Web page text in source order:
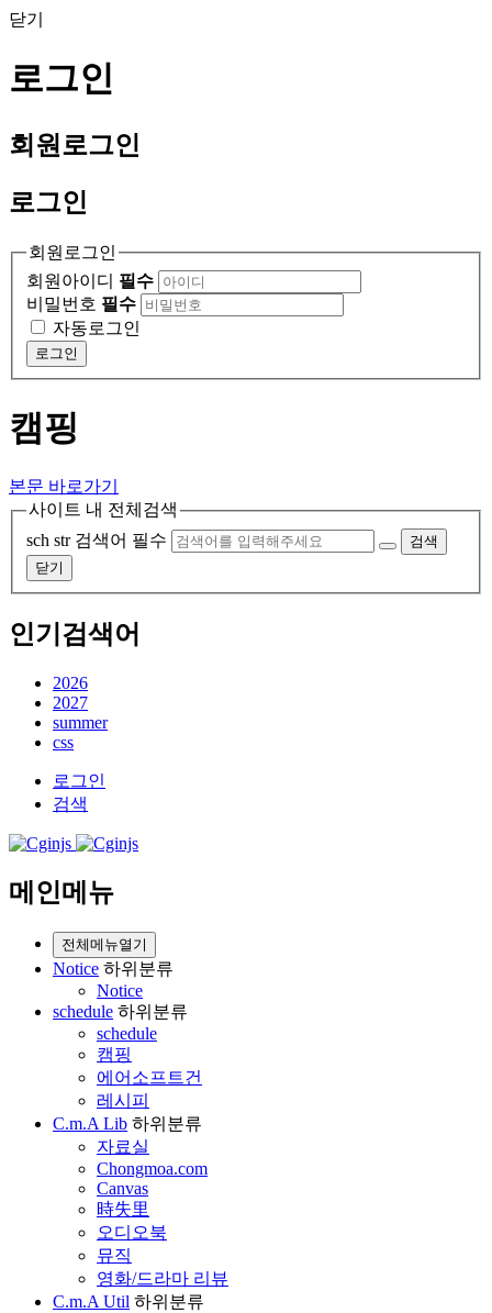
닫기
로그인
회원 로그인
로그인
회원로그인
회원아이디 필수
비밀번호 필수
자동로그인
로그인
캠핑
본문 바로가기
사이트 내 전체검색
sch str 검색어 필수
검색
닫기
인기검색어
2026
2027
summer
css
로그인
검색
메인메뉴
전체메뉴열기
Notice 하위분류
Notice
schedule 하위분류
schedule
캠핑
에어소프트건
레시피
C.m.A Lib 하위분류
자료실
Chongmoa.com
Canvas
時失里
오디오북
뮤직
영화/드라마 리뷰
C.m.A Util 하위분류